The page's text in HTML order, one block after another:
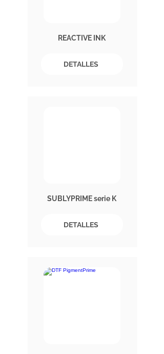
REACTIVE INK
DETALLES
SUBLYPRIME serie K
DETALLES